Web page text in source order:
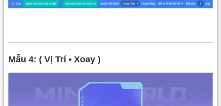
Mẫu 4: ( Vị Trí • Xoay )